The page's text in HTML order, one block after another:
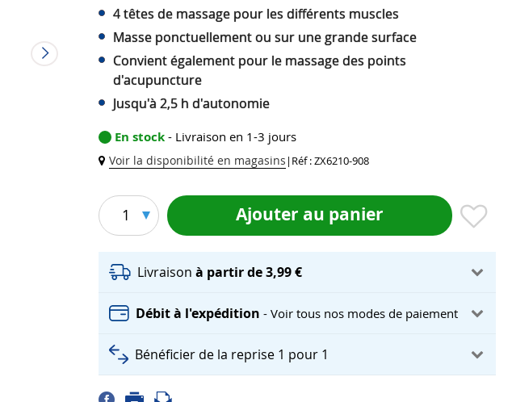
4 têtes de massage pour les différents muscles
Masse ponctuellement ou sur une grande surface
Convient également pour le massage des points
d'acupuncture
Jusqu'à 2,5 h d'autonomie
En stock - Livraison en 1-3 jours
Voir la disponibilité en magasins | Réf : ZX6210-908
1 Ajouter au panier
Livraisonà partir de 3,99 €
Débit à l'expédition- Voir tous nos modes de paiement
Bénéficier de la reprise 1 pour 1